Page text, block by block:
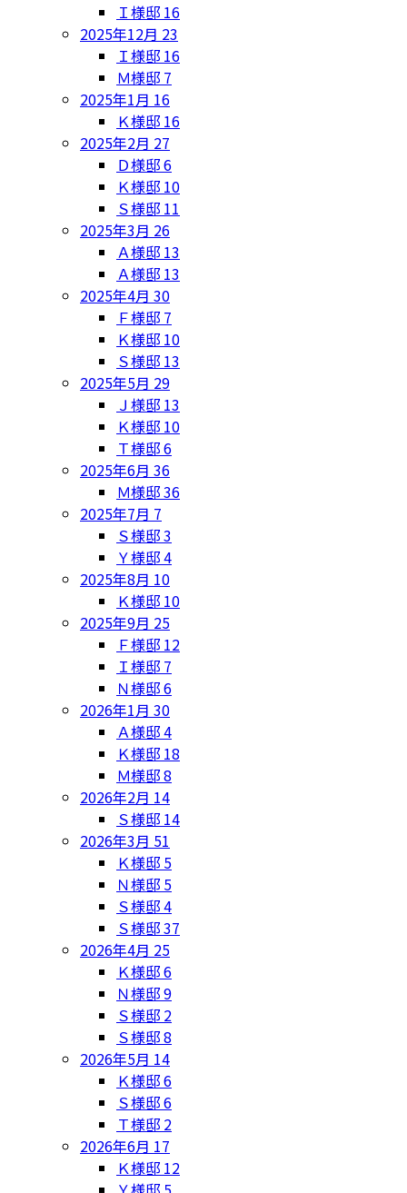
Ｉ様邸 16
2025年12月 23
Ｉ様邸 16
Ｍ様邸 7
2025年1月 16
Ｋ様邸 16
2025年2月 27
Ｄ様邸6
Ｋ様邸 10
Ｓ様邸 11
2025年3月 26
Ａ様邸 13
Ａ様邸 13
2025年4月 30
Ｆ様邸 7
Ｋ様邸 10
Ｓ様邸 13
2025年5月 29
Ｊ様邸 13
Ｋ様邸 10
Ｔ様邸6
2025年6月 36
Ｍ様邸36
2025年7月 7
Ｓ様邸3
Ｙ様邸4
2025年8月 10
Ｋ様邸 10
2025年9月 25
Ｆ様邸 12
Ｉ様邸 7
Ｎ様邸6
2026年1月 30
Ａ様邸4
Ｋ様邸 18
Ｍ様邸8
2026年2月 14
Ｓ様邸 14
2026年3月 51
Ｋ様邸 5
Ｎ様邸 5
Ｓ様邸4
Ｓ様邸37
2026年4月 25
Ｋ様邸6
Ｎ様邸9
Ｓ様邸 2
Ｓ様邸8
2026年5月 14
Ｋ様邸6
Ｓ様邸6
Ｔ様邸 2
2026年6月 17
Ｋ様邸 12